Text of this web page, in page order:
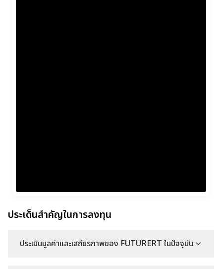
ประเด็นสำคัญในการลงทุน
ประเมินมูลค่าและเสถียรภาพของ FUTURERT ในปัจจุบัน